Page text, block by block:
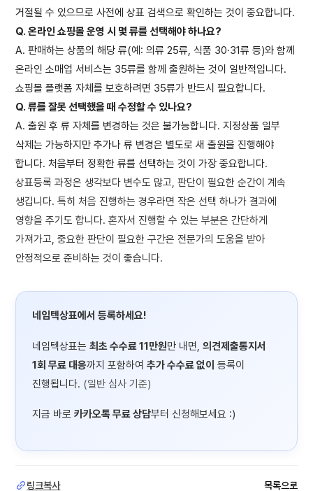
거절될 수 있으므로 사전에 상표 검색으로 확인하는 것이 중요합니다.
Q. 온라인 쇼핑몰 운영 시 몇 류를 선택해야 하나요?
A. 판매하는 상품의 해당 류(예: 의류 25류, 식품 30·31류 등)와 함께
온라인 소매업 서비스는 35류를 함께 출원하는 것이 일반적입니다.
쇼핑몰 플랫폼 자체를 보호하려면 35류가 반드시 필요합니다.
Q. 류를 잘못 선택했을 때 수정할 수 있나요?
A. 출원 후 류 자체를 변경하는 것은 불가능합니다. 지정상품 일부
삭제는 가능하지만 추가나 류 변경은 별도로 새 출원을 진행해야
합니다. 처음부터 정확한 류를 선택하는 것이 가장 중요합니다.
상표등록 과정은 생각보다 변수도 많고, 판단이 필요한 순간이 계속
생깁니다. 특히 처음 진행하는 경우라면 작은 선택 하나가 결과에
영향을 주기도 합니다. 혼자서 진행할 수 있는 부분은 간단하게
가져가고, 중요한 판단이 필요한 구간은 전문가의 도움을 받아
안정적으로 준비하는 것이 좋습니다.
네임텍상표에서 등록하세요!
네임텍상표는 최초 수수료 11만원만 내면, 의견제출통지서
1회 무료 대응까지 포함하여 추가 수수료 없이 등록이
진행됩니다. (일반 심사 기준)
지금 바로 카카오톡 무료 상담부터 신청해보세요 :)
링크복사 목록으로